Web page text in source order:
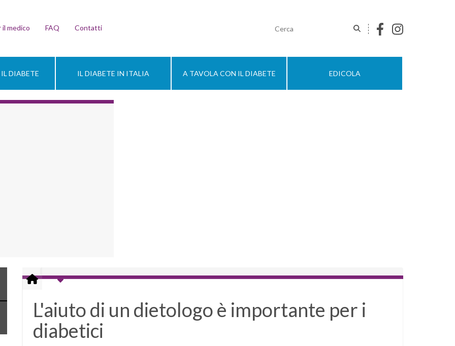
il medico FAQ Contatti
DIABETE IL DIABETE IN ITALIA A TAVOLA CON IL DIABETE EDICOLA
L'aiuto di un dietologo è importante per i
diabetici